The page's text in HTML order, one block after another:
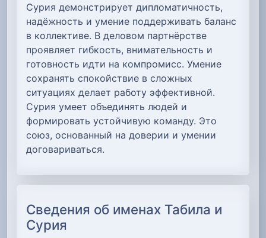
Сурия демонстрирует дипломатичность,
надёжность и умение поддерживать баланс
в коллективе. В деловом партнёрстве
проявляет гибкость, внимательность и
готовность идти на компромисс. Умение
сохранять спокойствие в сложных
ситуациях делает работу эффективной.
Сурия умеет объединять людей и
формировать устойчивую команду. Это
союз, основанный на доверии и умении
договариваться.
Сведения об именах Табила и
Сурия